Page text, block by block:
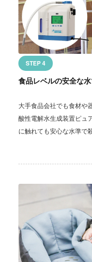
STEP 4
食品レベルの安全な
大手食品会社でも食材や
酸性電解水生成装置ピュ
に触れても安心な水準で